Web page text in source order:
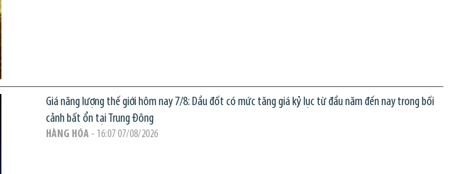
Giá năng lượng thế giới hôm nay 7/8: Dầu đốt có mức tăng giá kỷ lục từ đầu năm đến nay trong bối
cảnh bất ổn tại Trung Đông
HÀNG HÓA - 16:07 07/08/2026